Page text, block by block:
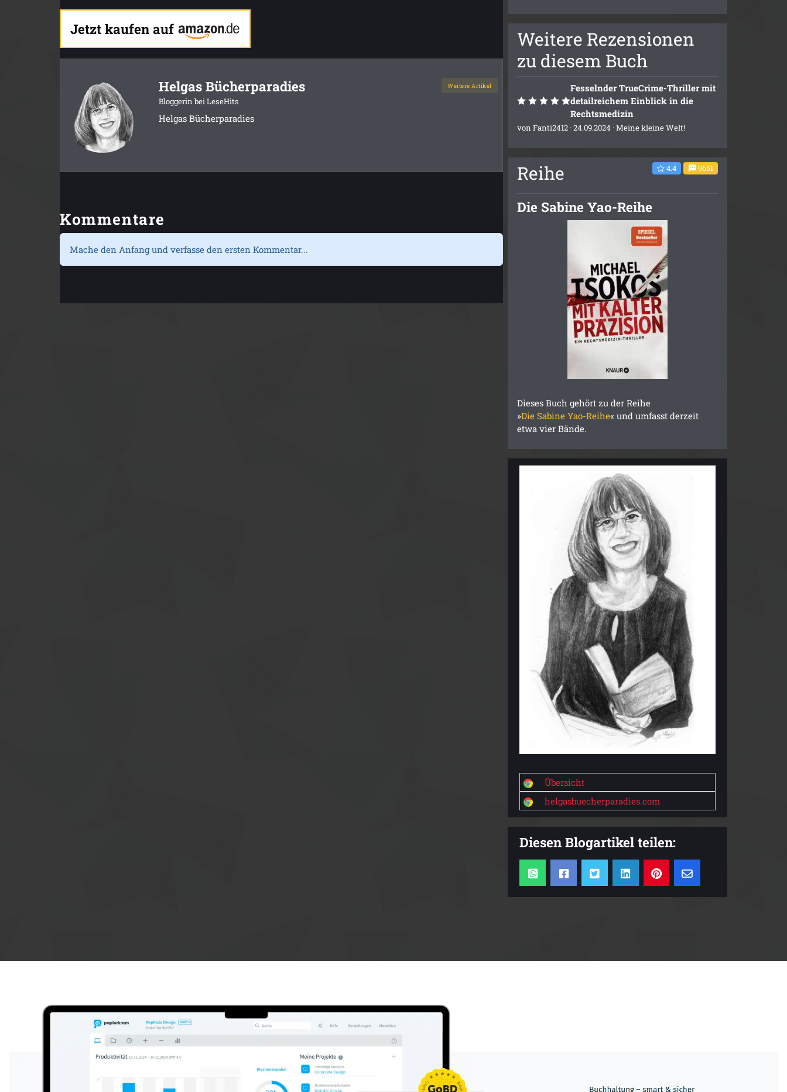
Jetzt kaufen auf
Helgas Bücherparadies
Bloggerin bei LeseHits
Weitere Artikel
Helgas Bücherparadies
Kommentare
Mache den Anfang und verfasse den ersten Kommentar...
Weitere Rezensionen
zu diesem Buch
Fesselnder TrueCrime-Thriller mit
detailreichem Einblick in die
Rechtsmedizin
vonFanti2412 · 24.09.2024 ·Meine kleine Welt!
Reihe 4.4 9651
Die Sabine Yao-Reihe
Dieses Buch gehört zu der Reihe
»Die Sabine Yao-Reihe« und umfasst derzeit
etwa vier Bände.
Übersicht
helgasbuecherparadies.com
Diesen Blogartikel teilen: